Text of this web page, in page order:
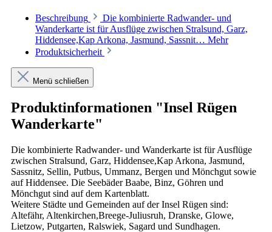
Beschreibung
Die kombinierte Radwander- und
Wanderkarte ist für Ausflüge zwischen Stralsund, Garz,
Hiddensee,Kap Arkona, Jasmund, Sassnit… Mehr
Produktsicherheit
Menü schließen
Produktinformationen "Insel Rügen
Wanderkarte"
Die kombinierte Radwander- und Wanderkarte ist für Ausflüge
zwischen Stralsund, Garz, Hiddensee,Kap Arkona, Jasmund,
Sassnitz, Sellin, Putbus, Ummanz, Bergen und Mönchgut sowie
auf Hiddensee. Die Seebäder Baabe, Binz, Göhren und
Mönchgut sind auf dem Kartenblatt.
Weitere Städte und Gemeinden auf der Insel Rügen sind:
Altefähr, Altenkirchen,Breege-Juliusruh, Dranske, Glowe,
Lietzow, Putgarten, Ralswiek, Sagard und Sundhagen.